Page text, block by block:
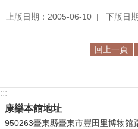
等
施
服
上版日期：2005-06-10 下版日
回上一頁
:::
康樂本館地址
950263臺東縣臺東市豐田里博物館